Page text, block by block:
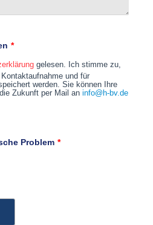
*
gelesen. Ich stimme zu,
und für
werden. Sie können Ihre
Zukunft per Mail an info@h-bv.de
Problem *